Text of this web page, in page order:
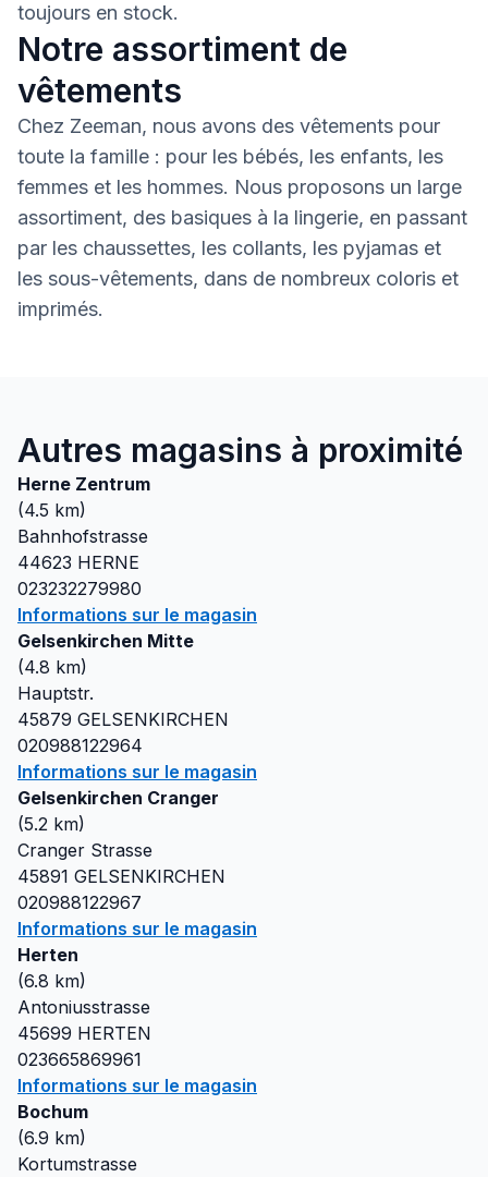
toujours en stock.
Notre assortiment de
vêtements
Chez Zeeman, nous avons des vêtements pour
toute la famille : pour les bébés, les enfants, les
femmes et les hommes. Nous proposons un large
assortiment, des basiques à la lingerie, en passant
par les chaussettes, les collants, les pyjamas et
les sous-vêtements, dans de nombreux coloris et
imprimés.
Autres magasins à proximité
Herne Zentrum
(4.5 km)
Bahnhofstrasse
44623 HERNE
023232279980
Informations sur le magasin
Gelsenkirchen Mitte
(4.8 km)
Hauptstr.
45879 GELSENKIRCHEN
020988122964
Informations sur le magasin
Gelsenkirchen Cranger
(5.2 km)
Cranger Strasse
45891 GELSENKIRCHEN
020988122967
Informations sur le magasin
Herten
(6.8 km)
Antoniusstrasse
45699 HERTEN
023665869961
Informations sur le magasin
Bochum
(6.9 km)
Kortumstrasse